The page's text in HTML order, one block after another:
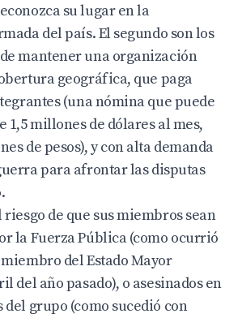
su lugar en la
del país. El segundo son los
mantener una organización
geográfica, que paga
(una nómina que puede
1,5 millones de dólares al mes,
de pesos), y con alta demanda
para afrontar las disputas
riesgo de que sus miembros sean
la Fuerza Pública (como ocurrió
miembro del Estado Mayor
del año pasado), o asesinados en
grupo (como sucedió con